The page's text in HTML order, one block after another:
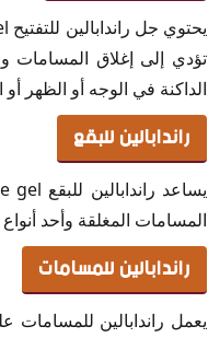
تؤدي إلى إغلاق المسامات
الداكنة في الوجه أو الظهر أو
راندابالين للبقع
المسامات المغلقة وأحد
راندابالين للمسامات
يعمل راندابالين للمسامات